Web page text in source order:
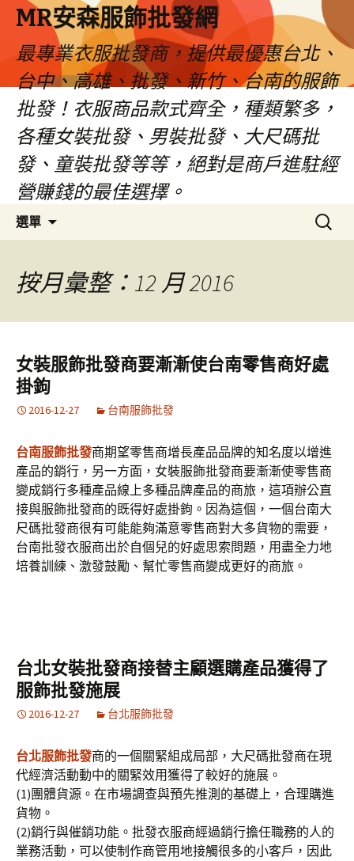
MR安森服飾批發網
最專業衣服批發商，提供最優惠台北、
台中、高雄、批發、新竹、台南的服飾
批發！衣服商品款式齊全，種類繁多，
各種女裝批發、男裝批發、大尺碼批
發、童裝批發等等，絕對是商戶進駐經
營賺錢的最佳選擇。
選單
容
區
搜
尋
按月彙整：12 月 2016
女裝服飾批發商要漸漸使台南零售商好處
掛鉤
2016-12-27 台南服飾批發
台南服飾批發商期望零售商增長產品品牌的知名度以增進
產品的銷行，另一方面，女裝服飾批發商要漸漸使零售商
變成銷行多種產品線上多種品牌產品的商旅，這項辦公直
接與服飾批發商的既得好處掛鉤。因為這個，一個台南大
尺碼批發商很有可能能夠滿意零售商對大多貨物的需要，
台南批發衣服商出於自個兒的好處思索問題，用盡全力地
培養訓練、激發鼓勵、幫忙零售商變成更好的商旅。
台北女裝批發商接替主顧選購產品獲得了
服飾批發施展
2016-12-27 台北服飾批發
台北服飾批發商的一個關緊組成局部，大尺碼批發商在現
代經濟活動動中的關緊效用獲得了較好的施展。
(1)團體貨源。在市場調查與預先推測的基礎上，合理購進
貨物。
(2)銷行與催銷功能。批發衣服商經過銷行擔任職務的人的
業務活動，可以使制作商管用地接觸很多的小客戶，因此